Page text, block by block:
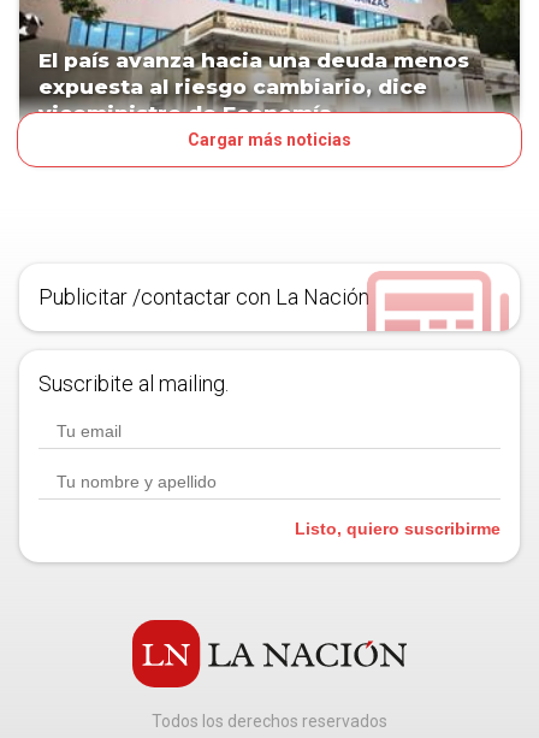
El país avanza hacia una deuda menos
expuesta al riesgo cambiario, dice
viceministro de Economía
Cargar más noticias
Publicitar /contactar con La Nación
Suscribite al mailing.
Listo, quiero suscribirme
Todos los derechos reservados